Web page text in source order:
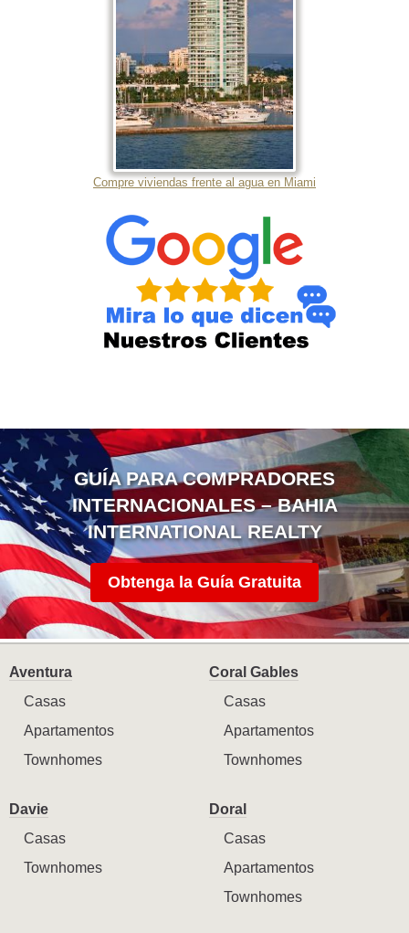
Compre viviendas frente al agua en Miami
GUÍA PARA COMPRADORES
INTERNACIONALES – BAHIA
INTERNATIONAL REALTY
Obtenga la Guía Gratuita
Aventura
Casas
Apartamentos
Townhomes
Coral Gables
Casas
Apartamentos
Townhomes
Davie
Casas
Townhomes
Doral
Casas
Apartamentos
Townhomes